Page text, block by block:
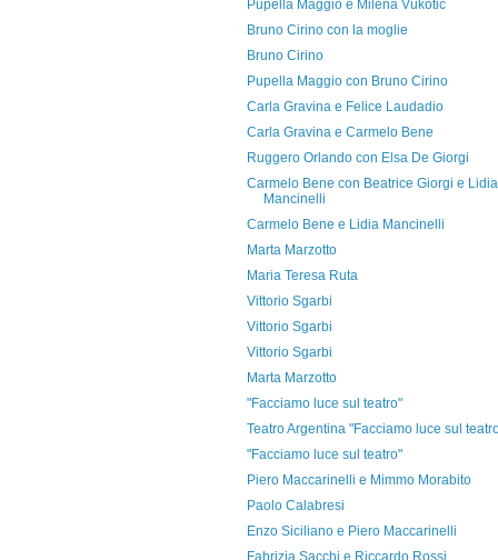
Pupella Maggio e Milena Vukotic
Bruno Cirino con la moglie
Bruno Cirino
Pupella Maggio con Bruno Cirino
Carla Gravina e Felice Laudadio
Carla Gravina e Carmelo Bene
Ruggero Orlando con Elsa De Giorgi
Carmelo Bene con Beatrice Giorgi e Lidia
Mancinelli
Carmelo Bene e Lidia Mancinelli
Marta Marzotto
Maria Teresa Ruta
Vittorio Sgarbi
Vittorio Sgarbi
Vittorio Sgarbi
Marta Marzotto
"Facciamo luce sul teatro"
Teatro Argentina "Facciamo luce sul
"Facciamo luce sul teatro"
Piero Maccarinelli e Mimmo Morabito
Paolo Calabresi
Enzo Siciliano e Piero Maccarinelli
Fabrizia Sacchi e Riccardo Rossi